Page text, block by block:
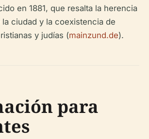
en 1881, que resalta la herencia
ciudad y la coexistencia de
y judías (mainzund.de).
para